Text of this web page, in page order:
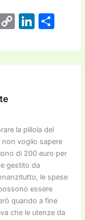
C
p
y
Li
k
e
C
n
di
la pillola del
voglio sapere
di 200 euro per
gestito da
le spese
essere
quando a fine
che le utenze da